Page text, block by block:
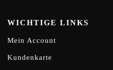
WICHTIGE LINKS
Mein Account
Kundenkarte